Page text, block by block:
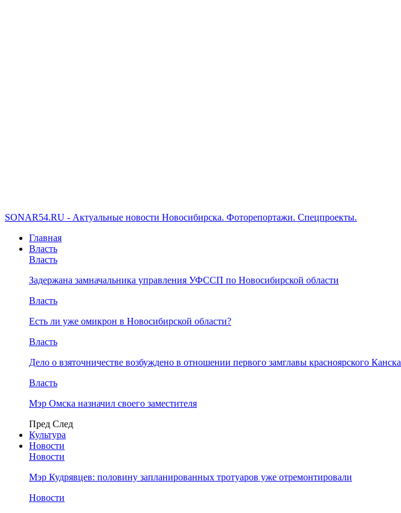
SONAR54.RU - Актуальные новости Новосибирска. Фоторепортажи. Спецпроекты.
Главная
Власть
Власть
Задержана замначальника управления УФССП по Новосибирской области
Власть
Есть ли уже омикрон в Новосибирской области?
Власть
Дело о взяточничестве возбуждено в отношении первого замглавы красноярского Канска
Власть
Мэр Омска назначил своего заместителя
Пред След
Культура
Новости
Новости
Мэр Кудрявцев: половину запланированных тротуаров уже отремонтировали
Новости